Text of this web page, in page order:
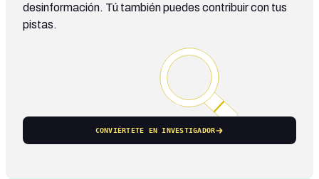
desinformación. Tú también puedes contribuir con tus
pistas.
CONVIÉRTETE EN INVESTIGADOR